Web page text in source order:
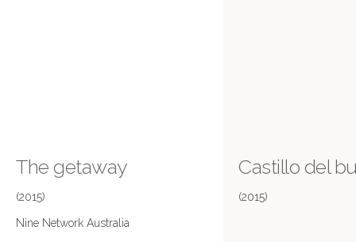
The getaway
(2015)
Nine Network Australia
Castillo del
(2015)